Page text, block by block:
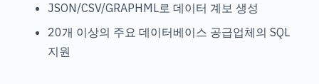
JSON/CSV/GRAPHML로 데이터 계보 생성
20개 이상의 주요 데이터베이스 공급업체의 SQL
지원